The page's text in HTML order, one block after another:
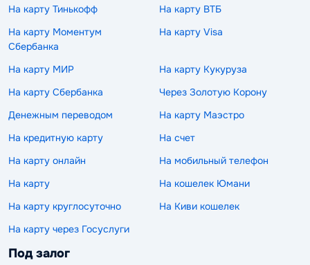
На карту Тинькофф
На карту ВТБ
На карту Моментум
Сбербанка
На карту Visa
На карту МИР
На карту Кукуруза
На карту Сбербанка
Через Золотую Корону
Денежным переводом
На карту Маэстро
На кредитную карту
На счет
На карту онлайн
На мобильный телефон
На карту
На кошелек Юмани
На карту круглосуточно
На Киви кошелек
На карту через Госуслуги
Под залог